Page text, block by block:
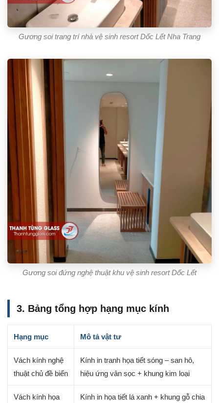
Gương soi trang trí nhà vệ sinh resort Dốc Lết Nha Trang
Gương soi đứng nghệ thuật khu vệ sinh resort Dốc Lết
3. Bảng tổng hợp hạng mục kính
Hạng mục Mô tả vật tư
Vách kính nghệ
thuật chủ đề biển
Kính in tranh họa tiết sóng – san hô,
hiệu ứng vân sọc + khung kim loại
Vách kính họa
Kính in họa tiết lá xanh + khung gỗ chia